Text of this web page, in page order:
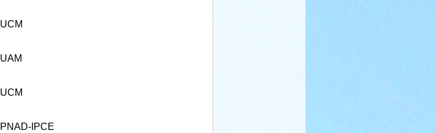
UCM
UAM
UCM
PNAD-IPCE